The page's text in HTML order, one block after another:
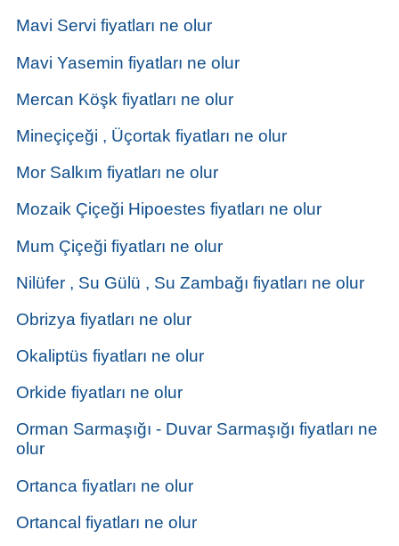
Mavi Servi fiyatları ne olur
Mavi Yasemin fiyatları ne olur
Mercan Köşk fiyatları ne olur
Mineçiçeği , Üçortak fiyatları ne olur
Mor Salkım fiyatları ne olur
Mozaik Çiçeği Hipoestes fiyatları ne olur
Mum Çiçeği fiyatları ne olur
Nilüfer , Su Gülü , Su Zambağı fiyatları ne olur
Obrizya fiyatları ne olur
Okaliptüs fiyatları ne olur
Orkide fiyatları ne olur
Orman Sarmaşığı - Duvar Sarmaşığı fiyatları ne
olur
Ortanca fiyatları ne olur
Ortancal fiyatları ne olur